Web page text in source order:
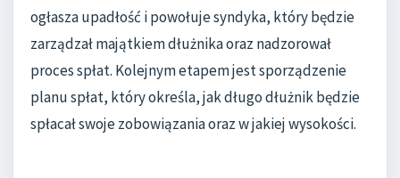
ogłasza upadłość i powołuje syndyka, który będzie
zarządzał majątkiem dłużnika oraz nadzorował
proces spłat. Kolejnym etapem jest sporządzenie
planu spłat, który określa, jak długo dłużnik będzie
spłacał swoje zobowiązania oraz w jakiej wysokości.